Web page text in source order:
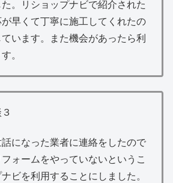
。リショップナビで紹介された
早くて丁寧に施工してくれたの
います。また機会があったら利
。
になった業者に連絡をしたので
ォームをやっていないというこ
ビを利用することにしました。